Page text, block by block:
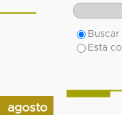
agosto
Buscar
Esta